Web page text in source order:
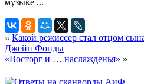
« Какой режиссер стал отцом
Джейн Фонды
«Восторг и … наслажденья» »